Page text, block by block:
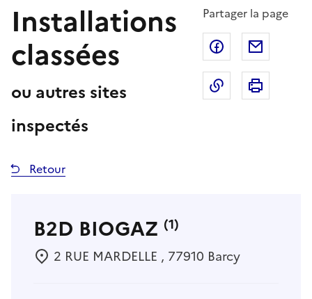
Installations
classées
ou autres sites
inspectés
Partager la page
Partager sur
Copier dans
Retour
B2D BIOGAZ (1)
2 RUE MARDELLE , 77910 Barcy